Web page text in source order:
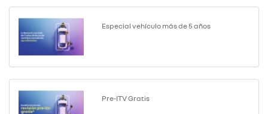
Especial vehículo más de 5 años
Pre-ITV Gratis